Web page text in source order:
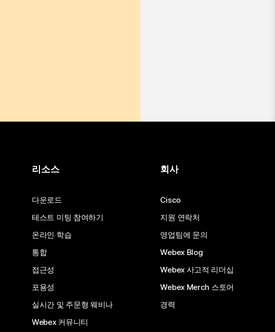
리소스
다운로드
테스트 미팅 참여하기
온라인 학습
통합
접근성
포용성
실시간 및 주문형 웨비나
Webex 커뮤니티
회사
Cisco
지원 연락처
영업팀에 문의
Webex Blog
Webex 사고적 리더십
Webex Merch 스토어
경력